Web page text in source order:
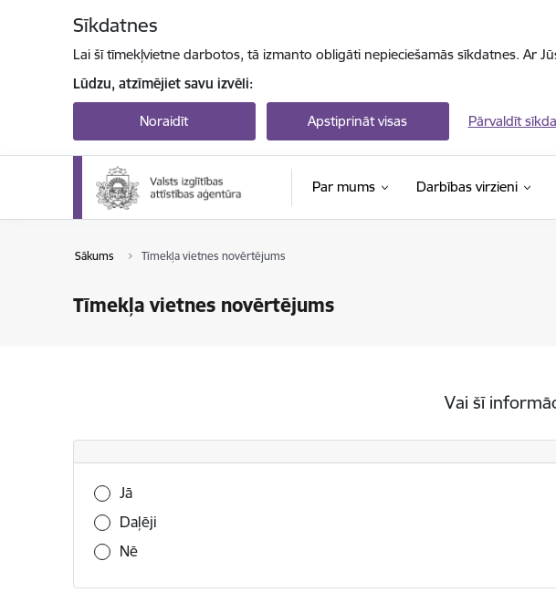
Sīkdatnes
Lai šī tīmekļvietne darbotos, tā izmanto obligāti nepieciešamās sīkdatnes. Ar
Lūdzu, atzīmējiet savu izvēli:
Noraidīt Apstiprināt visas Pārvaldīt
Par mums Darbības virzieni
Sākums Tīmekļa vietnes novērtējums
Tīmekļa vietnes novērtējums
Vai šī
Vai šī informācija bija noderīga?
Jā
Daļēji
Nē